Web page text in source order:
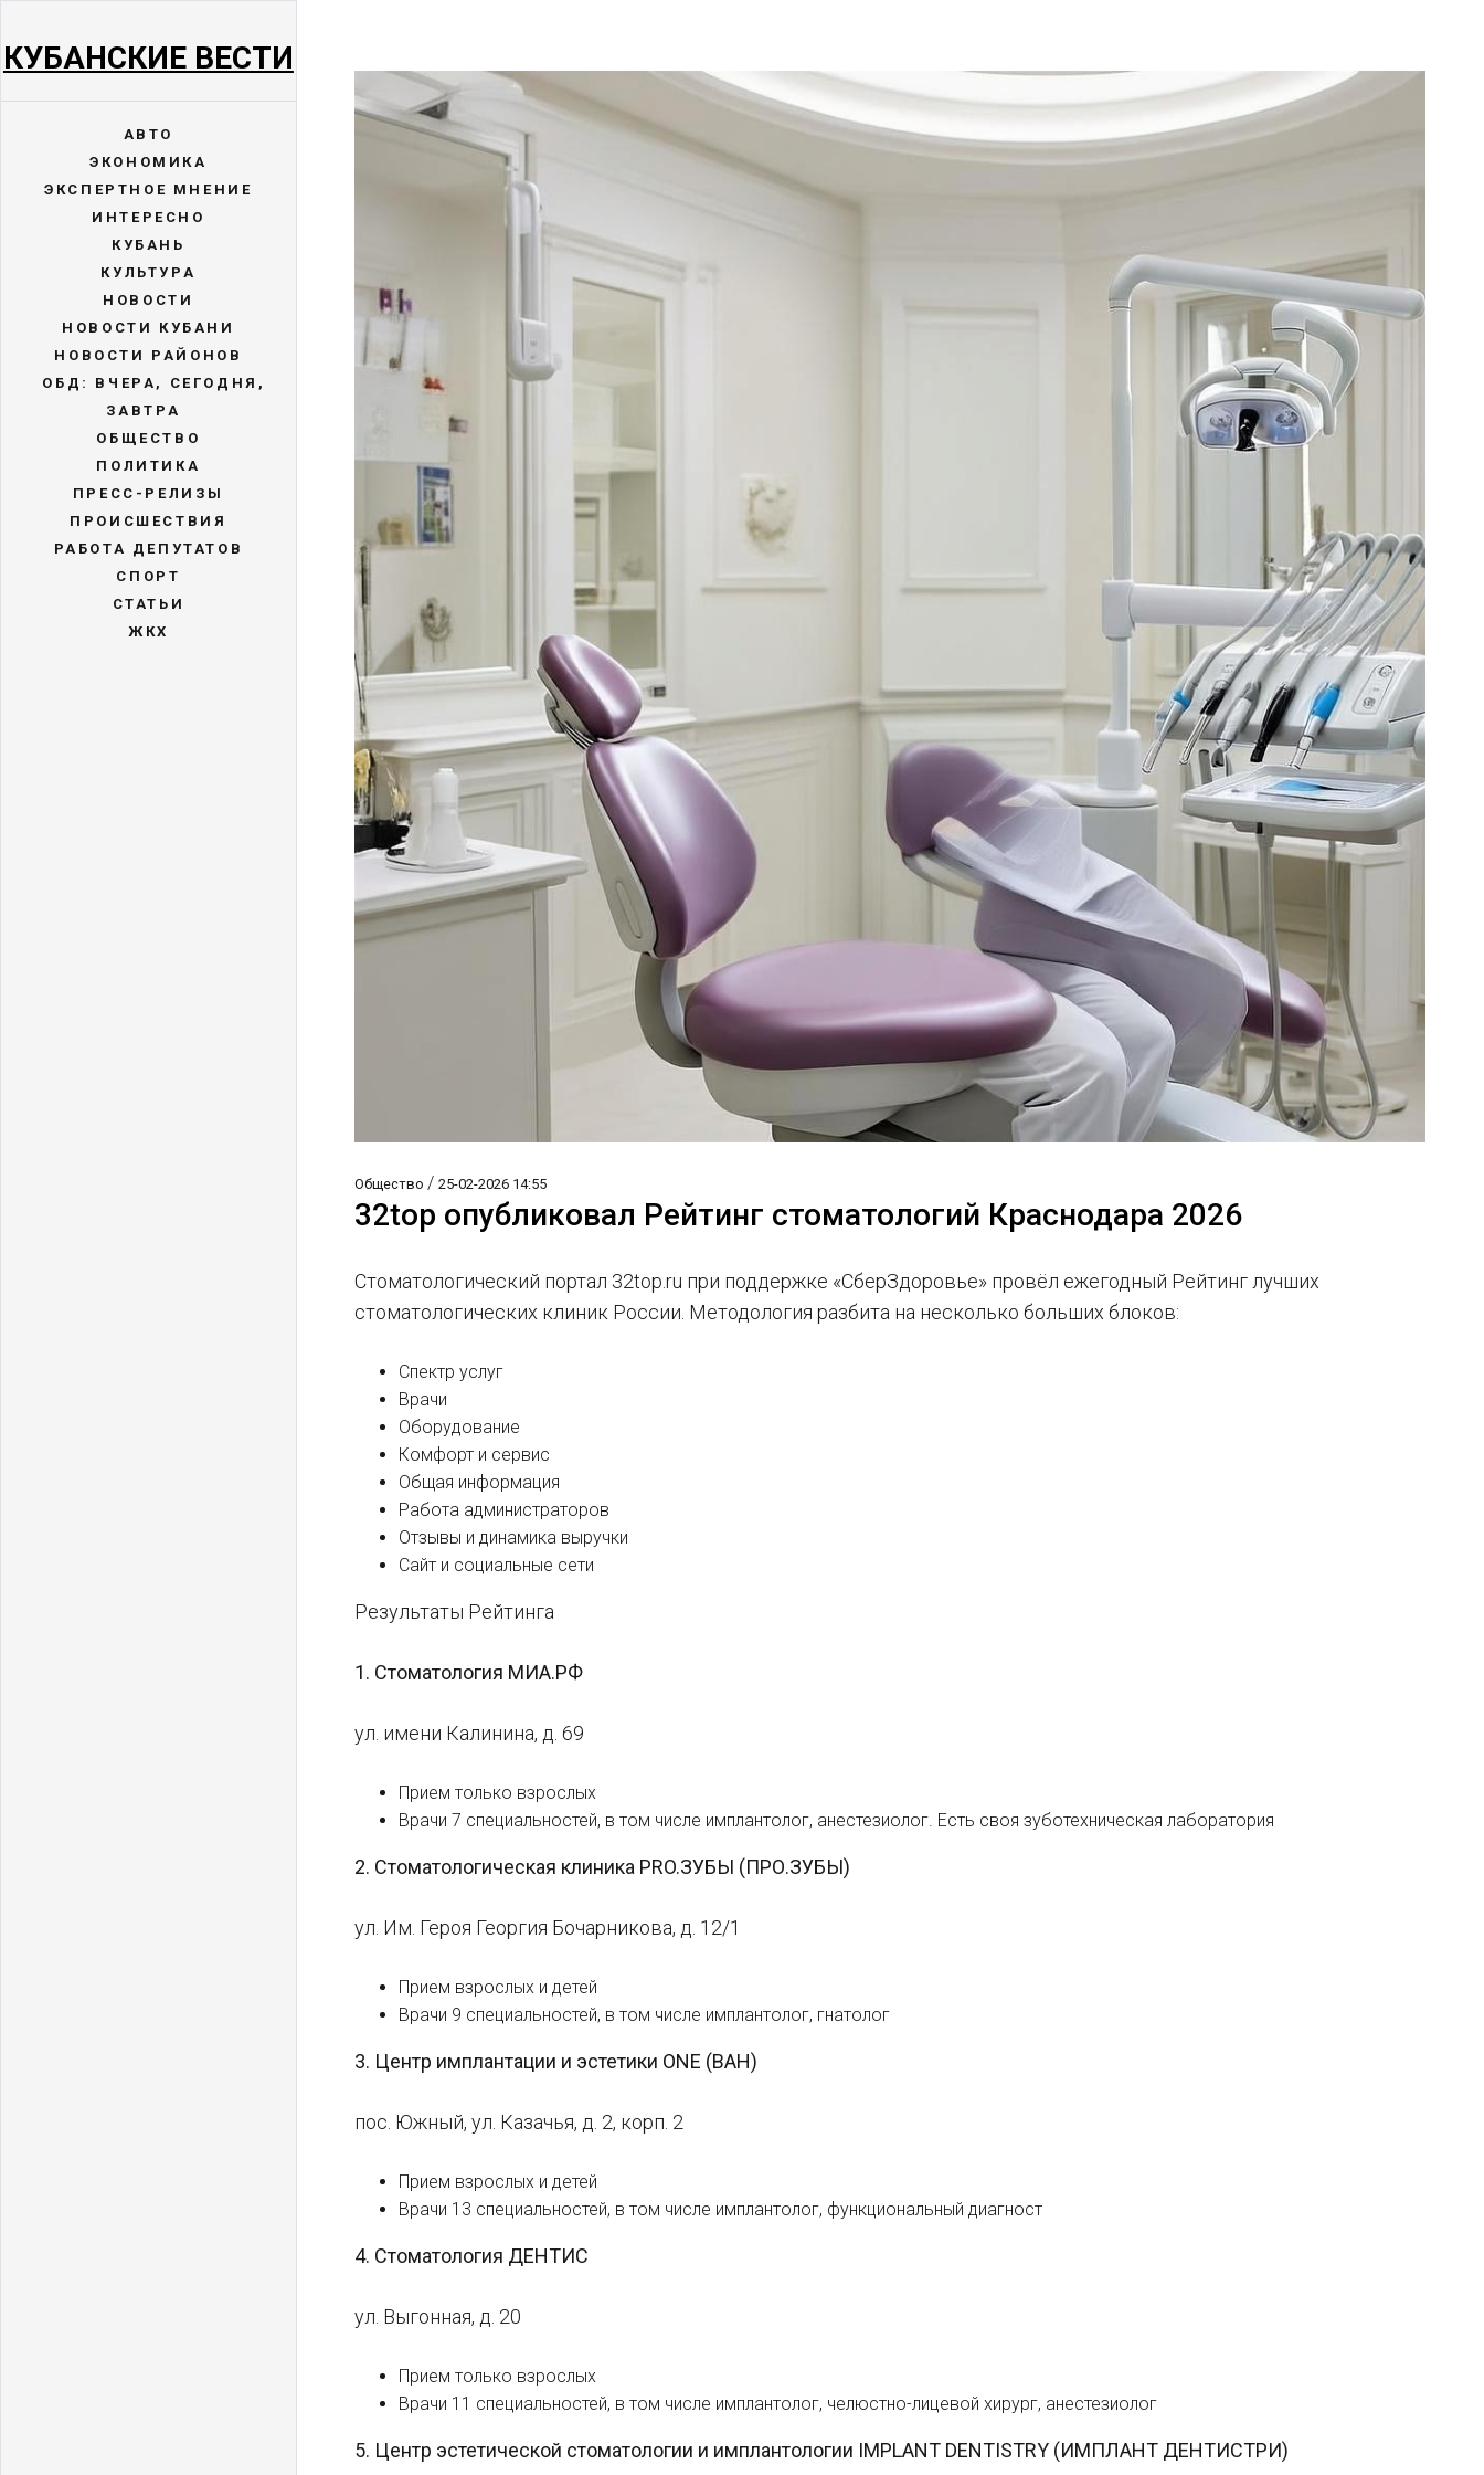
КУБАНСКИЕ ВЕСТИ
АВТО
ЭКОНОМИКА
ЭКСПЕРТНОЕ МНЕНИЕ
ИНТЕРЕСНО
КУБАНЬ
КУЛЬТУРА
НОВОСТИ
НОВОСТИ КУБАНИ
НОВОСТИ РАЙОНОВ
ОБД: ВЧЕРА, СЕГОДНЯ,
ЗАВТРА
ОБЩЕСТВО
ПОЛИТИКА
ПРЕСС-РЕЛИЗЫ
ПРОИСШЕСТВИЯ
РАБОТА ДЕПУТАТОВ
СПОРТ
СТАТЬИ
ЖКХ
Общество /25-02-2026 14:55
32top опубликовал Рейтинг стоматологий Краснодара 2026
Стоматологический портал 32top.ru при поддержке «СберЗдоровье» провёл ежегодный Рейтинг лучших
стоматологических клиник России. Методология разбита на несколько больших блоков:
Спектр услуг
Врачи
Оборудование
Комфорт и сервис
Общая информация
Работа администраторов
Отзывы и динамика выручки
Сайт и социальные сети
Результаты Рейтинга
1. Стоматология МИА.РФ
ул. имени Калинина, д. 69
Прием только взрослых
Врачи 7 специальностей, в том числе имплантолог, анестезиолог. Есть своя зуботехническая лаборатория
2. Стоматологическая клиника PRO.ЗУБЫ (ПРО.ЗУБЫ)
ул. ​Им. Героя Георгия Бочарникова, д. 12/1
Прием взрослых и детей
Врачи 9 специальностей, в том числе имплантолог, гнатолог
3. Центр имплантации и эстетики ONE (ВАН)
пос. Южный, ул. Казачья, д. 2, корп. 2
Прием взрослых и детей
Врачи 13 специальностей, в том числе имплантолог, функциональный диагност
4. Стоматология ДЕНТИС
ул. Выгонная, д. 20
Прием только взрослых
Врачи 11 специальностей, в том числе имплантолог, челюстно-лицевой хирург, анестезиолог
5. Центр эстетической стоматологии и имплантологии IMPLANT DENTISTRY (ИМПЛАНТ ДЕНТИСТРИ)